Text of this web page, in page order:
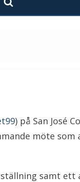
) på San José
möte som
samt